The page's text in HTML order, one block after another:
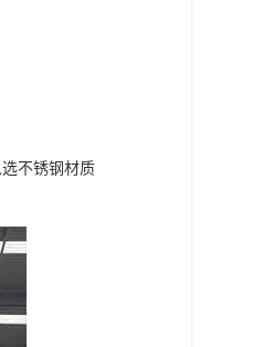
不锈钢材质